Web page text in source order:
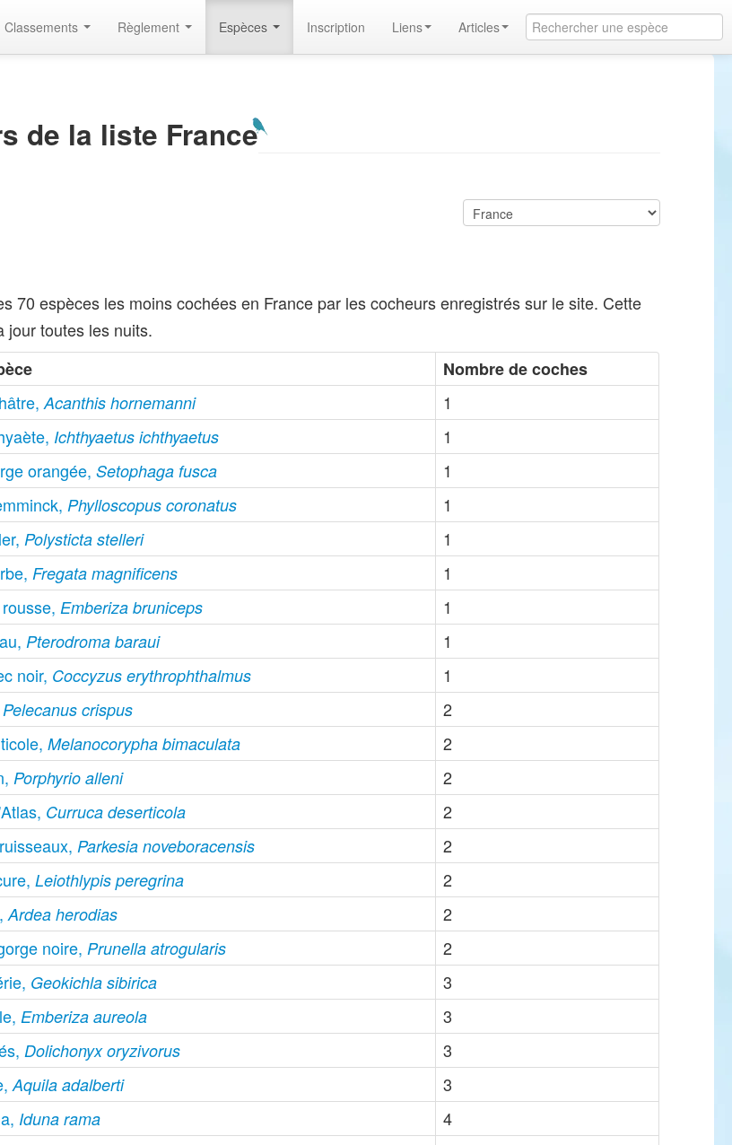
Classements Règlement Espèces Inscription Liens Articles
de la liste France
70 espèces les moins cochées en France par les cocheurs enregistrés sur le site. Cette
jour toutes les nuits.
Nombre de coches
Acanthis hornemanni
1
Ichthyaetus ichthyaetus
1
orangée,Setophaga fusca
1
Phylloscopus coronatus
1
Polysticta stelleri
1
Fregata magnificens
1
Emberiza bruniceps
1
Pterodroma baraui
1
noir, Coccyzus erythrophthalmus
1
Pelecanus crispus
2
Melanocorypha bimaculata
2
Porphyrio alleni
2
Curruca deserticola
2
Parkesia noveboracensis
2
Leiothlypis peregrina
2
Ardea herodias
2
noire, Prunella atrogularis
2
Geokichla sibirica
3
Emberiza aureola
3
Dolichonyx oryzivorus
3
Aquila adalberti
3
Iduna rama
4